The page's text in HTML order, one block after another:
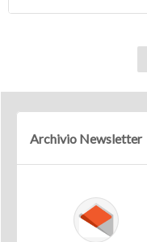
Archivio Newsletter